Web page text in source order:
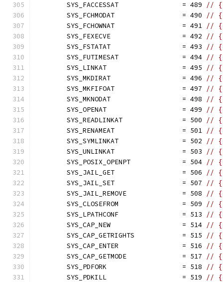
	SYS_FACCESSAT                = 489
// {
	SYS_FCHMODAT                 = 490
// {
	SYS_FCHOWNAT                 = 491
// {
	SYS_FEXECVE                  = 492
// {
	SYS_FSTATAT                  = 493
// {
	SYS_FUTIMESAT                = 494
// {
	SYS_LINKAT                   = 495
// {
	SYS_MKDIRAT                  = 496
// {
	SYS_MKFIFOAT                 = 497
// {
	SYS_MKNODAT                  = 498
// {
	SYS_OPENAT                   = 499
// {
	SYS_READLINKAT               = 500
// {
	SYS_RENAMEAT                 = 501
// {
	SYS_SYMLINKAT                = 502
// {
	SYS_UNLINKAT                 = 503
// {
	SYS_POSIX_OPENPT             = 504
// {
	SYS_JAIL_GET                 = 506
// {
	SYS_JAIL_SET                 = 507
// {
	SYS_JAIL_REMOVE              = 508
// {
	SYS_CLOSEFROM                = 509
// {
	SYS_LPATHCONF                = 513
// {
	SYS_CAP_NEW                  = 514
// {
	SYS_CAP_GETRIGHTS            = 515
// {
	SYS_CAP_ENTER                = 516
// {
	SYS_CAP_GETMODE              = 517
// {
	SYS_PDFORK                   = 518
// {
	SYS_PDKILL                   = 519
// {